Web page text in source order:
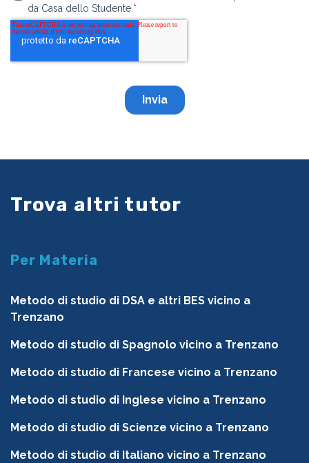
Trova altri tutor
Per Materia
Metodo di studio di DSA e altri BES vicino a
Trenzano
Metodo di studio di Spagnolo vicino a Trenzano
Metodo di studio di Francese vicino a Trenzano
Metodo di studio di Inglese vicino a Trenzano
Metodo di studio di Scienze vicino a Trenzano
Metodo di studio di Italiano vicino a Trenzano